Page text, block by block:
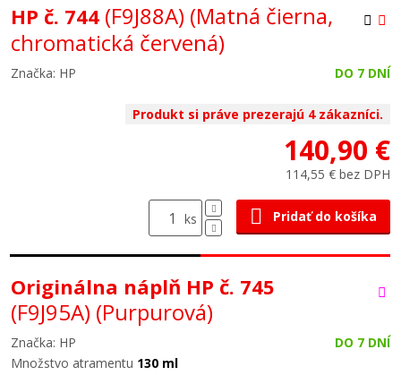
HP č. 744 (F9J88A) (Matná čierna,
chromatická červená)
Značka: HP DO 7 DNÍ
Produkt si práve prezerajú 4 zákazníci.
140,90 €
114,55 € bez DPH
ks Pridať do košíka
Originálna náplň HP č. 745
(F9J95A) (Purpurová)
Značka: HP
DO 7 DNÍ
Množstvo atramentu 130 ml